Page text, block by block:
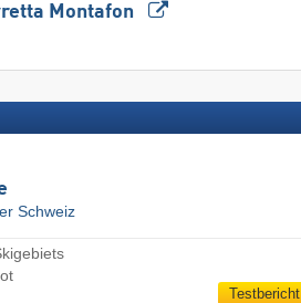
Montafon
Schweiz
Testbericht